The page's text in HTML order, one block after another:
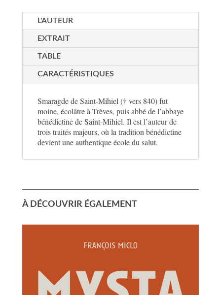
L'AUTEUR
EXTRAIT
TABLE
CARACTÉRISTIQUES
Smaragde de Saint-Mihiel († vers 840) fut
moine, écolâtre à Trèves, puis abbé de l’abbaye
bénédictine de Saint-Mihiel. Il est l’auteur de
trois traités majeurs, où la tradition bénédictine
devient une authentique école du salut.
À DÉCOUVRIR ÉGALEMENT